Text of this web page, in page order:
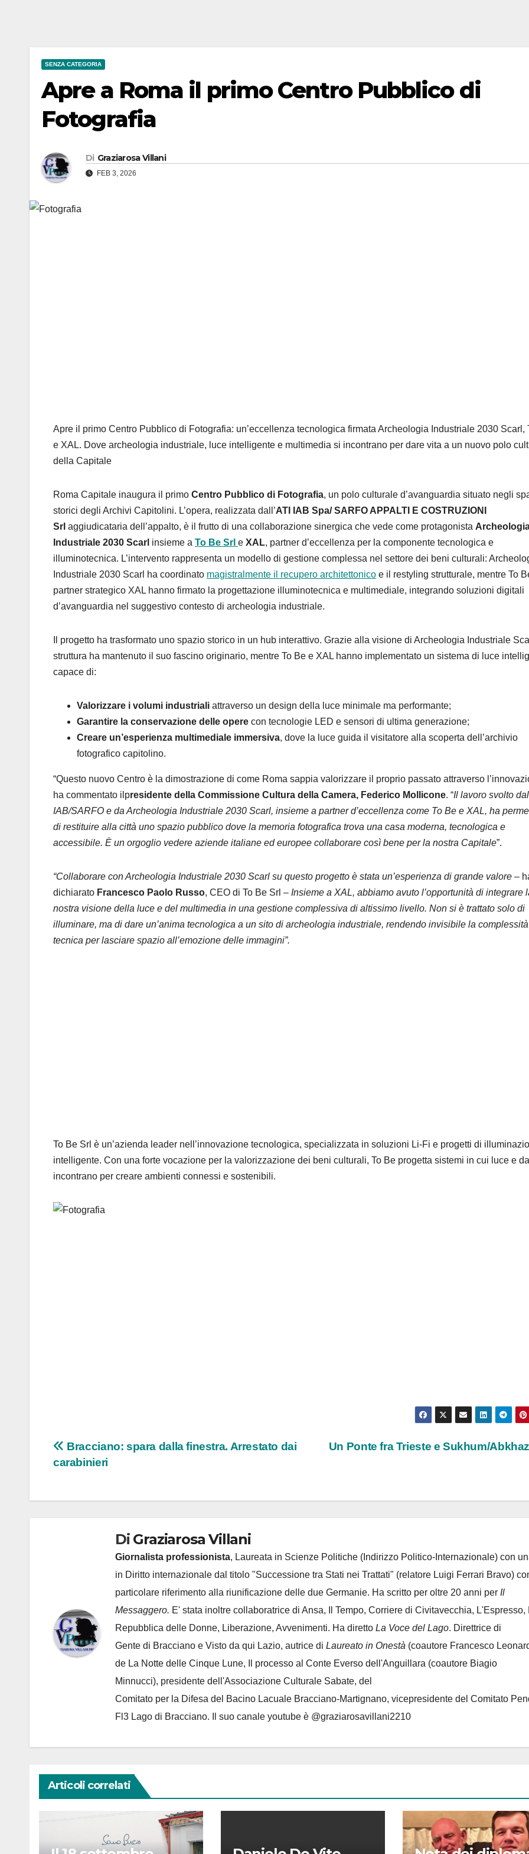
SENZA CATEGORIA
Apre a Roma il primo Centro Pubblico di
Fotografia
Di Graziarosa Villani
FEB 3, 2026
Apre il primo Centro Pubblico di Fotografia: un’eccellenza tecnologica firmata Archeologia Industriale 2030 Scarl,
e XAL. Dove archeologia industriale, luce intelligente e multimedia si incontrano per dare vita a un nuovo polo
della Capitale
Roma Capitale inaugura il primo Centro Pubblico di Fotografia, un polo culturale d’avanguardia situato negli
storici degli Archivi Capitolini. L’opera, realizzata dall’ATI IAB Spa/ SARFO APPALTI E COSTRUZIONI
Srl aggiudicataria dell’appalto, è il frutto di una collaborazione sinergica che vede come protagonista
Industriale 2030 Scarl insieme a To Be Srl e XAL, partner d’eccellenza per la componente tecnologica e
illuminotecnica. L’intervento rappresenta un modello di gestione complessa nel settore dei beni culturali:
Industriale 2030 Scarl ha coordinato magistralmente il recupero architettonico e il restyling strutturale, mentre To
partner strategico XAL hanno firmato la progettazione illuminotecnica e multimediale, integrando soluzioni digitali
d’avanguardia nel suggestivo contesto di archeologia industriale.
Il progetto ha trasformato uno spazio storico in un hub interattivo. Grazie alla visione di Archeologia Industriale
struttura ha mantenuto il suo fascino originario, mentre To Be e XAL hanno implementato un sistema di luce
capace di:
Valorizzare i volumi industriali attraverso un design della luce minimale ma performante;
Garantire la conservazione delle opere con tecnologie LED e sensori di ultima generazione;
Creare un’esperienza multimediale immersiva, dove la luce guida il visitatore alla scoperta dell’archivio
fotografico capitolino.
“Questo nuovo Centro è la dimostrazione di come Roma sappia valorizzare il proprio passato attraverso
ha commentato ilpresidente della Commissione Cultura della Camera, Federico Mollicone. “Il lavoro svolto
IAB/SARFO e da Archeologia Industriale 2030 Scarl, insieme a partner d’eccellenza come To Be e XAL, ha
di restituire alla città uno spazio pubblico dove la memoria fotografica trova una casa moderna, tecnologica e
accessibile. È un orgoglio vedere aziende italiane ed europee collaborare così bene per la nostra Capitale”.
“Collaborare con Archeologia Industriale 2030 Scarl su questo progetto è stata un’esperienza di grande valore –
dichiarato Francesco Paolo Russo, CEO di To Be Srl – Insieme a XAL, abbiamo avuto l’opportunità di integrare
nostra visione della luce e del multimedia in una gestione complessiva di altissimo livello. Non si è trattato solo di
illuminare, ma di dare un’anima tecnologica a un sito di archeologia industriale, rendendo invisibile la complessità
tecnica per lasciare spazio all’emozione delle immagini”.
To Be Srl è un’azienda leader nell’innovazione tecnologica, specializzata in soluzioni Li-Fi e progetti di
intelligente. Con una forte vocazione per la valorizzazione dei beni culturali, To Be progetta sistemi in cui luce e
incontrano per creare ambienti connessi e sostenibili.
Navigazione
Un Ponte fra Trieste e Sukhum/
Bracciano: spara dalla finestra. Arrestato dai
carabinieri
Di Graziarosa Villani
Giornalista professionista, Laureata in Scienze Politiche (Indirizzo Politico-Internazionale) con
in Diritto internazionale dal titolo "Successione tra Stati nei Trattati" (relatore Luigi Ferrari Bravo)
particolare riferimento alla riunificazione delle due Germanie. Ha scritto per oltre 20 anni per Il
Messaggero. E' stata inoltre collaboratrice di Ansa, Il Tempo, Corriere di Civitavecchia, L'Espresso,
Repubblica delle Donne, Liberazione, Avvenimenti. Ha diretto La Voce del Lago. Direttrice di
Gente di Bracciano e Visto da qui Lazio, autrice di Laureato in Onestà (coautore Francesco
de La Notte delle Cinque Lune, Il processo al Conte Everso dell'Anguillara (coautore Biagio
Minnucci), presidente dell'Associazione Culturale Sabate, del
Comitato per la Difesa del Bacino Lacuale Bracciano-Martignano, vicepresidente del Comitato
Fl3 Lago di Bracciano. Il suo canale youtube è @graziarosavillani2210
Articoli correlati